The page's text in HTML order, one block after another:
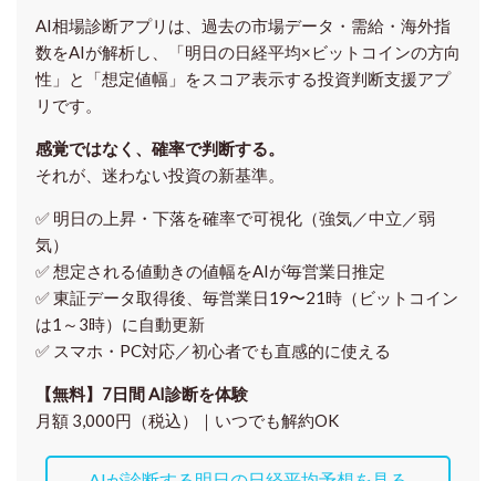
AI相場診断アプリは、過去の市場データ・需給・海外指
数をAIが解析し、「明日の日経平均×ビットコインの方向
性」と「想定値幅」をスコア表示する投資判断支援アプ
リです。
感覚ではなく、確率で判断する。
それが、迷わない投資の新基準。
✅ 明日の上昇・下落を確率で可視化（強気／中立／弱
気）
✅ 想定される値動きの値幅をAIが毎営業日推定
✅ 東証データ取得後、 毎営業日19〜21時（ビットコイン
は1～3時）に自動更新
✅ スマホ・PC対応／初心者でも直感的に使える
【無料】7日間 AI診断を体験
月額 3,000円（税込）｜いつでも解約OK